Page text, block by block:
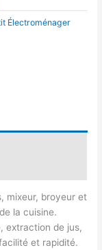
Électroménager
mixeur, broyeur et
la cuisine.
extraction de jus,
et rapidité.